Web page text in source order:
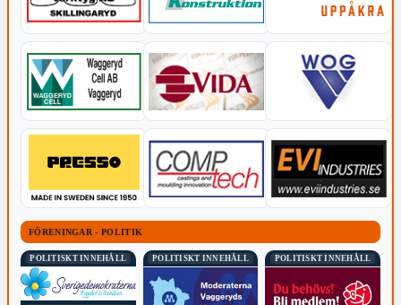
FÖRENINGAR - POLITIK
POLITISKT INNEHÅLL POLITISKT INNEHÅLL POLITISKT INNEHÅLL